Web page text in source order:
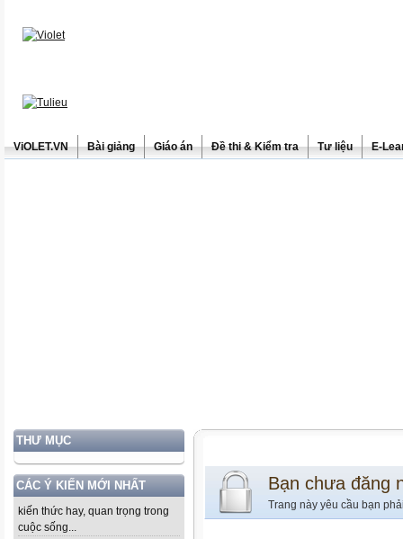
ViOLET.VN Bài giảng Giáo án Đề thi & Kiểm tra Tư liệu E-
THƯ MỤC
CÁC Ý KIẾN MỚI NHẤT
kiến thức hay, quan trọng trong
cuộc sống...
Bạn chưa đăng
Trang này yêu cầu bạn